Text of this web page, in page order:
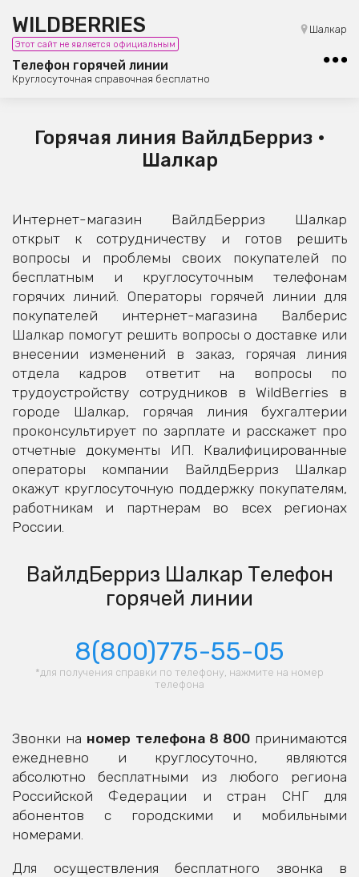
WILDBERRIES
Этот сайт не является официальным
Телефон горячей линии
Круглосуточная справочная бесплатно
Шалкар
8 (800) 101-42-23
Бесплатная юридическая консультация
Горячая линия ВайлдБерриз •
Шалкар
Интернет-магазин ВайлдБерриз Шалкар
открыт к сотрудничеству и готов решить
вопросы и проблемы своих покупателей по
бесплатным и круглосуточным телефонам
горячих линий. Операторы горячей линии для
покупателей интернет-магазина Валберис
Шалкар помогут решить вопросы о доставке или
внесении изменений в заказ, горячая линия
отдела кадров ответит на вопросы по
трудоустройству сотрудников в WildBerries в
городе Шалкар, горячая линия бухгалтерии
проконсультирует по зарплате и расскажет про
отчетные документы ИП. Квалифицированные
операторы компании ВайлдБерриз Шалкар
окажут круглосуточную поддержку покупателям,
работникам и партнерам во всех регионах
России.
ВайлдБерриз Шалкар Телефон
горячей линии
8(800)775-55-05
*для получения справки по телефону, нажмите на номер
телефона
Звонки на номер телефона 8 800принимаются
ежедневно и круглосуточно, являются
абсолютно бесплатными из любого региона
Российской Федерации и стран СНГ для
абонентов с городскими и мобильными
номерами.
Для осуществления бесплатного звонка в